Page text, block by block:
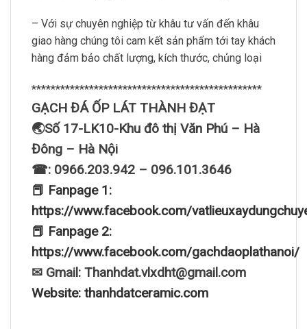
– Với sự chuyên nghiệp từ khâu tư vấn đến khâu
giao hàng chúng tôi cam kết sản phẩm tới tay khách
hàng đảm bảo chất lượng, kích thước, chủng loại
************************************************
GẠCH ĐÁ ỐP LÁT THÀNH ĐẠT
🌏Số 17-LK10-Khu đô thị Văn Phú – Hà
Đông – Hà Nội
☎: 0966.203.942 – 096.101.3646
📕 Fanpage 1:
https://www.facebook.com/
📕 Fanpage 2:
https://www.facebook.com/gachdaoplathanoi/
✉ Gmail: Thanhdat.vlxdht@gmail.com
Website: thanhdatceramic.com